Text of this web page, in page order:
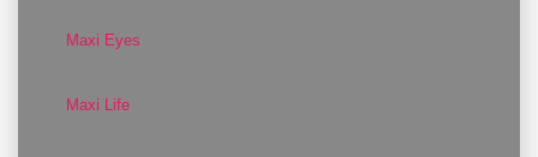
Maxi Eyes
Maxi Life